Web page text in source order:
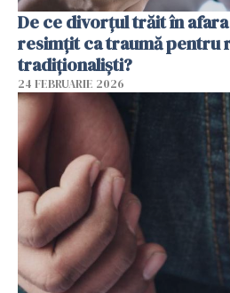
De ce divorțul trăit în
resimțit ca traumă pentru
tradiționaliști?
24 FEBRUARIE 2026